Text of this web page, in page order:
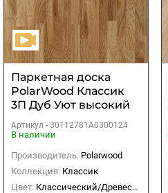
Паркетная доска
PolarWood Классик
3П Дуб Уют высокий
Артикул - 30112781A0300124
В наличии
Производитель: Polarwood
Коллекция: Классик
Цвет: Классический/Древесный